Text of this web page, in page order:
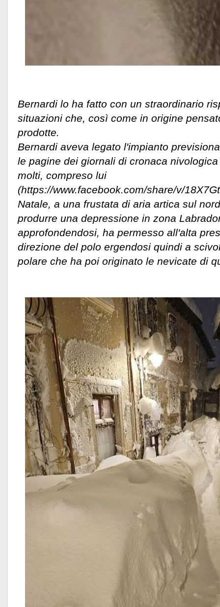
Bernardi lo ha fatto con un straordinario
situazioni che, così come in origine
prodotte.
Bernardi aveva legato l'impianto
le pagine dei giornali di cronaca
molti, compreso lui
(https://www.facebook.com/share/v/
Natale, a una frustata di aria artica sul
produrre una depressione in zona
approfondendosi, ha permesso all'alta
direzione del polo ergendosi quindi a
polare che ha poi originato le nevicate di